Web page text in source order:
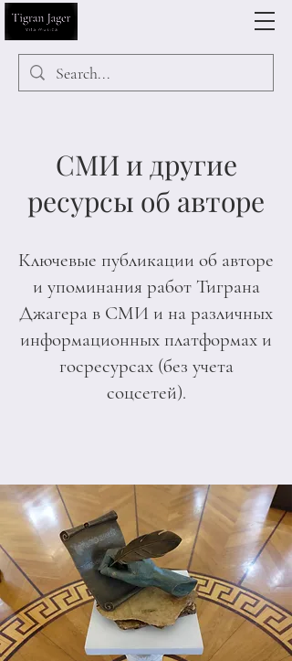
СМИ и другие
ресурсы об авторе
Ключевые публикации об авторе
и упоминания работ Тиграна
Джагера в СМИ и на различных
информационных платформах и
госресурсах (без учета
соцсетей).